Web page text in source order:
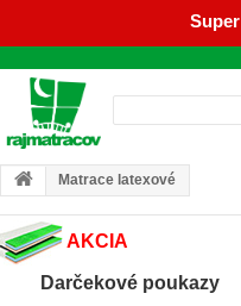
Matrace latexové
AKCIA
Darčekové poukazy